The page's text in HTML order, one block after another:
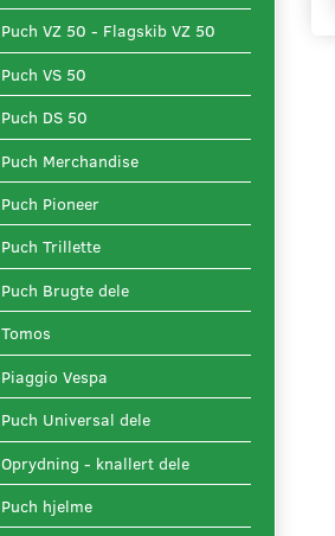
Puch VZ 50 - Flagskib VZ 50
Puch VS 50
Puch DS 50
Puch Merchandise
Puch Pioneer
Puch Trillette
Puch Brugte dele
Tomos
Piaggio Vespa
Puch Universal dele
Oprydning - knallert dele
Puch hjelme